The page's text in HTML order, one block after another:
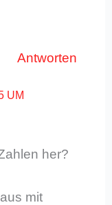
Antworten
UM
her?
mit